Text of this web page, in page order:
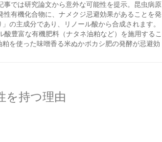
では研究論文から意外な可能性を提示。昆虫病原
有機化合物に、ナメクジ忌避効果があることを発
の主成分であり、リノール酸から合成されます。
豊富な有機肥料（ナタネ油粕など）を施用するこ
を使った味噌香る米ぬかボカシ肥の発酵が忌避効
を持つ理由